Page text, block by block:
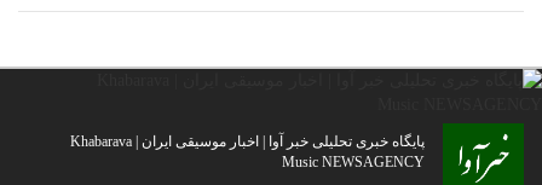
پایگاه خبری تحلیلی خبر آوا | اخبار موسیقی ایران | Khabarava
Music NEWSAGENCY